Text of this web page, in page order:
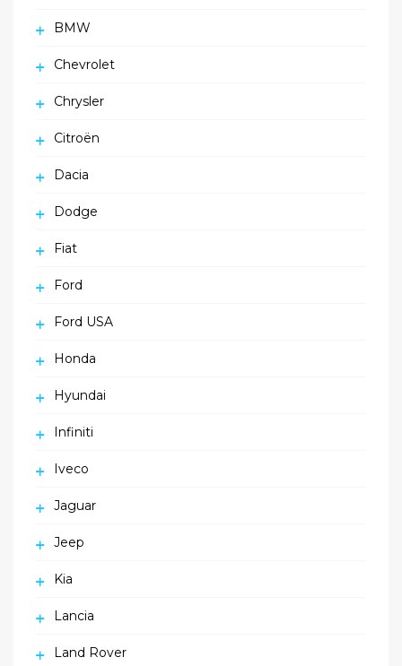
BMW
Chevrolet
Chrysler
Citroën
Dacia
Dodge
Fiat
Ford
Ford USA
Honda
Hyundai
Infiniti
Iveco
Jaguar
Jeep
Kia
Lancia
Land Rover